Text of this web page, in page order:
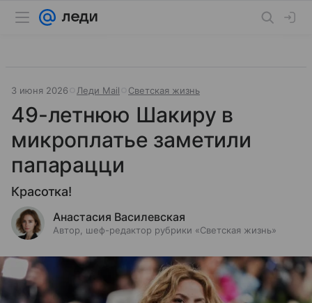
3 июня 2026 Леди Mail Светская жизнь
49-летнюю Шакиру в
микроплатье заметили
папарацци
Красотка!
Анастасия Василевская
Автор, шеф-редактор рубрики «Светская жизнь»